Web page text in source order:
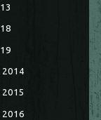
2014
2015
2016